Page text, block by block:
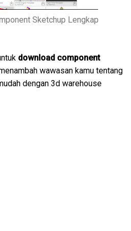
Sketchup Lengkap
download component
wawasan kamu tentang
dengan 3d warehouse